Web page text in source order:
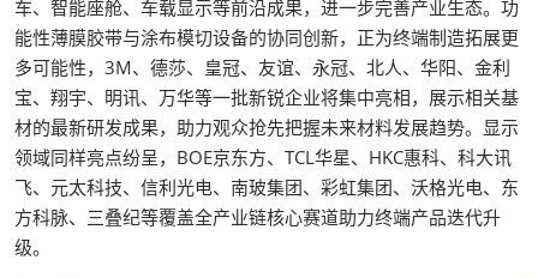
车、智能座舱、车载显示等前沿成果，进一步完善产业生态。功
能性薄膜胶带与涂布模切设备的协同创新，正为终端制造拓展更
多可能性，3M、德莎、皇冠、友谊、永冠、北人、华阳、金利
宝、翔宇、明讯、万华等一批新锐企业将集中亮相，展示相关基
材的最新研发成果，助力观众抢先把握未来材料发展趋势。显示
领域同样亮点纷呈，BOE京东方、TCL华星、HKC惠科、科大讯
飞、元太科技、信利光电、南玻集团、彩虹集团、沃格光电、东
方科脉、三叠纪等覆盖全产业链核心赛道助力终端产品迭代升
级。